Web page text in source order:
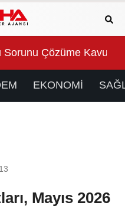
Büyükakın’dan
EKONOMİ
Mayıs 2026